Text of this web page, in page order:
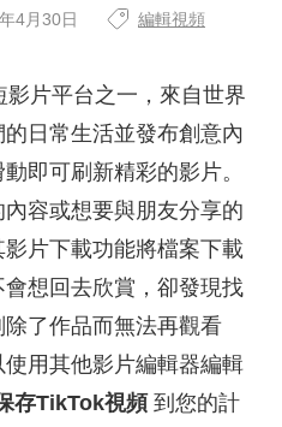
4月30日 編輯視頻
影片平台之一，來自世界
日常生活並發布創意內
即可刷新精彩的影片。
容或想要與朋友分享的
片下載功能將檔案下載
想回去欣賞，卻發現找
了作品而無法再觀看
用其他影片編輯器編輯
存TikTok視頻到您的計